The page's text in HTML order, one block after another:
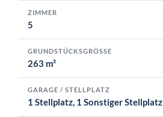
ZIMMER
5
GRUNDSTÜCKSGRÖSSE
263 m²
GARAGE / STELLPLATZ
1 Stellplatz, 1 Sonstiger Stellplatz